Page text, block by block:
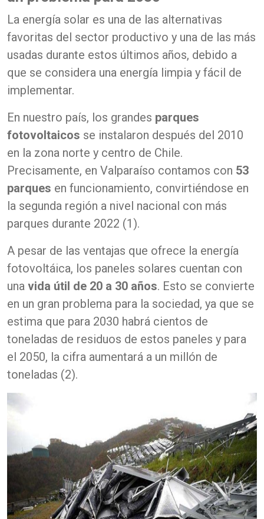
La energía solar es una de las alternativas
favoritas del sector productivo y una de las más
usadas durante estos últimos años, debido a
que se considera una energía limpia y fácil de
implementar.
En nuestro país, los grandes parques
fotovoltaicos se instalaron después del 2010
en la zona norte y centro de Chile.
Precisamente, en Valparaíso contamos con 53
parques en funcionamiento, convirtiéndose en
la segunda región a nivel nacional con más
parques durante 2022 (1).
A pesar de las ventajas que ofrece la energía
fotovoltáica, los paneles solares cuentan con
una vida útil de 20 a 30 años. Esto se convierte
en un gran problema para la sociedad, ya que se
estima que para 2030 habrá cientos de
toneladas de residuos de estos paneles y para
el 2050, la cifra aumentará a un millón de
toneladas (2).